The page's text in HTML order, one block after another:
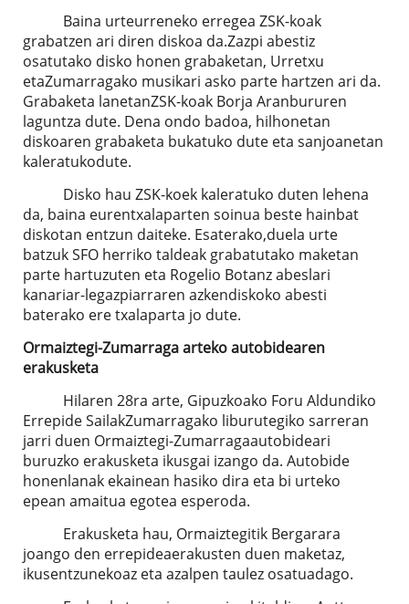
Baina urteurreneko erregea ZSK-koak
grabatzen ari diren diskoa da.Zazpi abestiz
osatutako disko honen grabaketan, Urretxu
etaZumarragako musikari asko parte hartzen ari da.
Grabaketa lanetanZSK-koak Borja Aranbururen
laguntza dute. Dena ondo badoa, hilhonetan
diskoaren grabaketa bukatuko dute eta sanjoanetan
kaleratukodute.
Disko hau ZSK-koek kaleratuko duten lehena
da, baina eurentxalaparten soinua beste hainbat
diskotan entzun daiteke. Esaterako,duela urte
batzuk SFO herriko taldeak grabatutako maketan
parte hartuzuten eta Rogelio Botanz abeslari
kanariar-legazpiarraren azkendiskoko abesti
baterako ere txalaparta jo dute.
Ormaiztegi-Zumarraga arteko autobidearen
erakusketa
Hilaren 28ra arte, Gipuzkoako Foru Aldundiko
Errepide SailakZumarragako liburutegiko sarreran
jarri duen Ormaiztegi-Zumarragaautobideari
buruzko erakusketa ikusgai izango da. Autobide
honenlanak ekainean hasiko dira eta bi urteko
epean amaitua egotea esperoda.
Erakusketa hau, Ormaiztegitik Bergarara
joango den errepideaerakusten duen maketaz,
ikusentzunekoaz eta azalpen taulez osatuadago.